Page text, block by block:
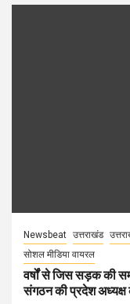
Newsbeat उत्तराखंड
सोशल मीडिया वायरल
वर्षों से जिस सड़क की
संगठन की प्रदेश अध्यक्ष